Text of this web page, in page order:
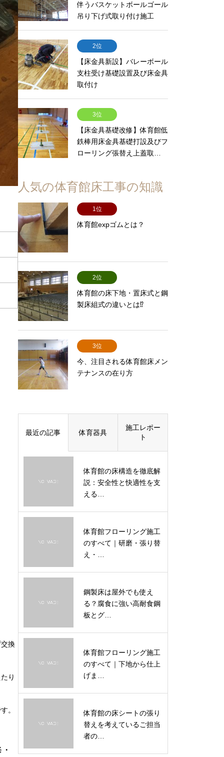
換
り
。
伴うバスケットボールゴール
吊り下げ式取り付け施工
2位
【床金具新設】バレーボール
支柱受け基礎設置及び床金具
取付け
3位
【床金具基礎改修】体育館低
鉄棒用床金具基礎打設及びフ
ローリング張替え上蓋取…
人気の体育館床工事の知識
1位
体育館expゴムとは？
2位
体育館の床下地・置床式と鋼
製床組式の違いとは⁉
3位
今、注目される体育館床メン
テナンスの在り方
最近の記事 体育器具
施工レポー
ト
体育館の床構造を徹底解
説：安全性と快適性を支
える…
体育館フローリング施工
のすべて｜研磨・張り替
え・…
鋼製床は屋外でも使え
る？腐食に強い高耐食鋼
板とグ…
体育館フローリング施工
のすべて｜下地から仕上
げま…
体育館の床シートの張り
替えを考えているご担当
者の…